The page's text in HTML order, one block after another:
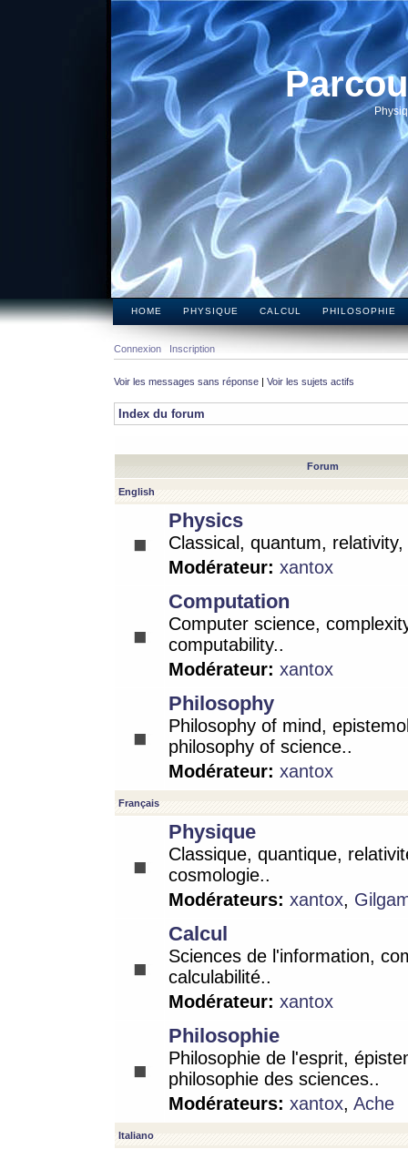
HOME PHYSIQUE CALCUL PHILOSOPHIE
Connexion Inscription
Voir les messages sans réponse | Voir les sujets actifs
Index du forum
Forum
English
Physics
Classical, quantum,
Modérateur: xantox
Computation
Computer science,
computability..
Modérateur: xantox
Philosophy
Philosophy of mind,
philosophy of science..
Modérateur: xantox
Français
Physique
Classique, quantique,
cosmologie..
Modérateurs: xantox,
Calcul
Sciences de l'information,
calculabilité..
Modérateur: xantox
Philosophie
Philosophie de l'esprit,
philosophie des sciences..
Modérateurs: xantox, Ache
Italiano